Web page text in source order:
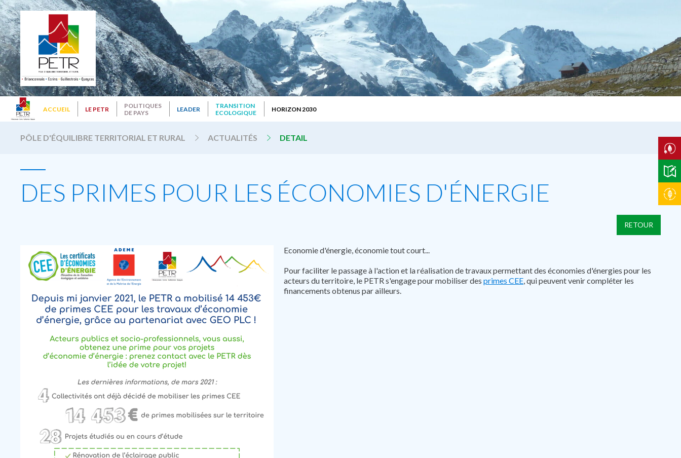
ACCUEIL LE PETR
POLITIQUES
DE PAYS
LEADER
TRANSITION
ECOLOGIQUE
HORIZON 2030
PÔLE D'ÉQUILIBRE TERRITORIAL ET RURAL ACTUALITÉS DETAIL
DES PRIMES POUR LES ÉCONOMIES D'ÉNERGIE
RETOUR
Economie d'énergie, économie tout court...
Pour faciliter le passage à l'action et la réalisation de travaux permettant des économies d'énergies pour les
acteurs du territoire, le PETR s'engage pour mobiliser des primes CEE, qui peuvent venir compléter les
financements obtenus par ailleurs.